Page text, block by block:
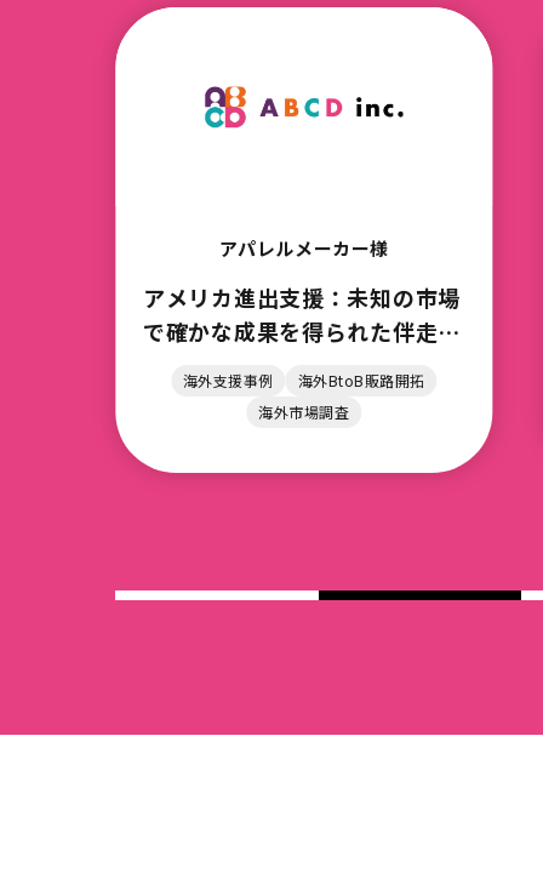
美容品メーカー様
ドイツ進出支援：伴走支援で感
じた安心と越境EC展開の成功
海外支援事例
海外BtoB販路開拓
海外市場調査
海外法規制調査